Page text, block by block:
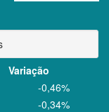
Variação
-0,46%
-0,34%